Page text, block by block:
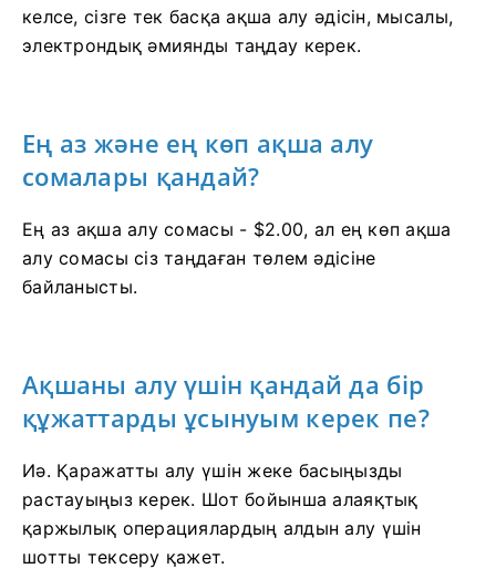
келсе, сізге тек басқа ақша алу әдісін, мысалы,
электрондық әмиянды таңдау керек.
Ең аз және ең көп ақша алу
сомалары қандай?
Ең аз ақша алу сомасы - $2.00, ал ең көп ақша
алу сомасы сіз таңдаған төлем әдісіне
байланысты.
Ақшаны алу үшін қандай да бір
құжаттарды ұсынуым керек пе?
Иә. Қаражатты алу үшін жеке басыңызды
растауыңыз керек. Шот бойынша алаяқтық
қаржылық операциялардың алдын алу үшін
шотты тексеру қажет.